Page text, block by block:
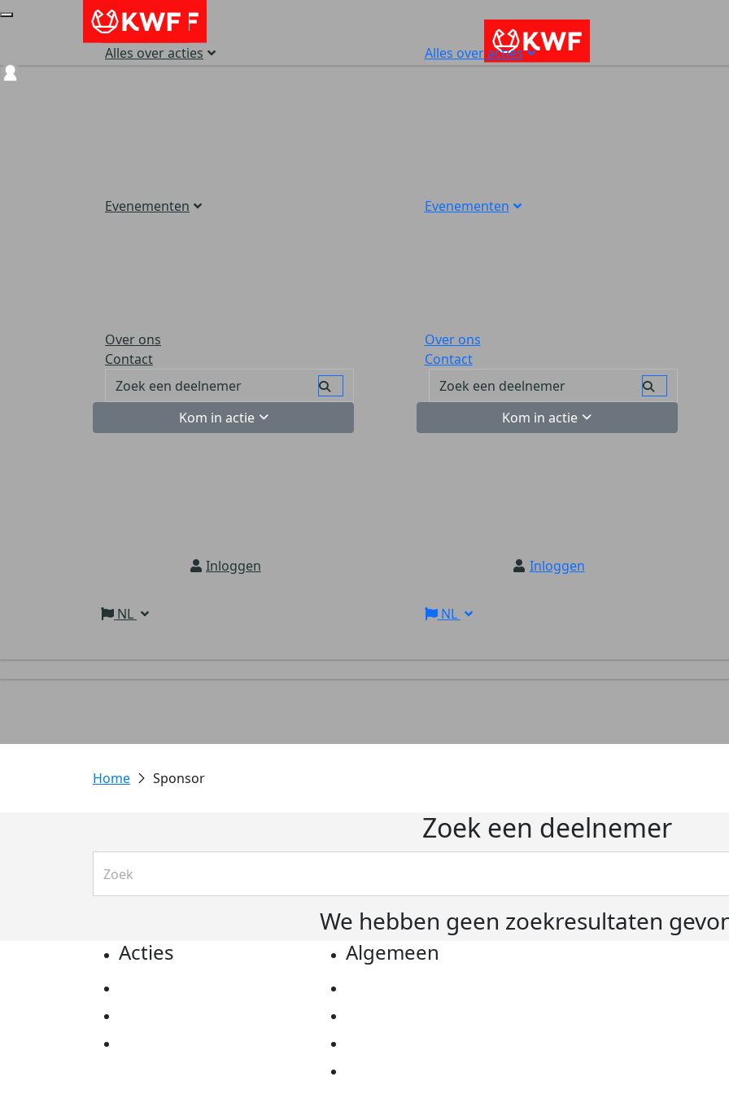
Alles over acties
Evenementen
Over ons
Contact
Kom in actie
Inloggen
NL
Alles over acties
Evenementen
Over ons
Contact
Kom in actie
Inloggen
NL
Sponsor
Zoek een deelnemer
We hebben geen zoekresultaten
Acties Algemeen